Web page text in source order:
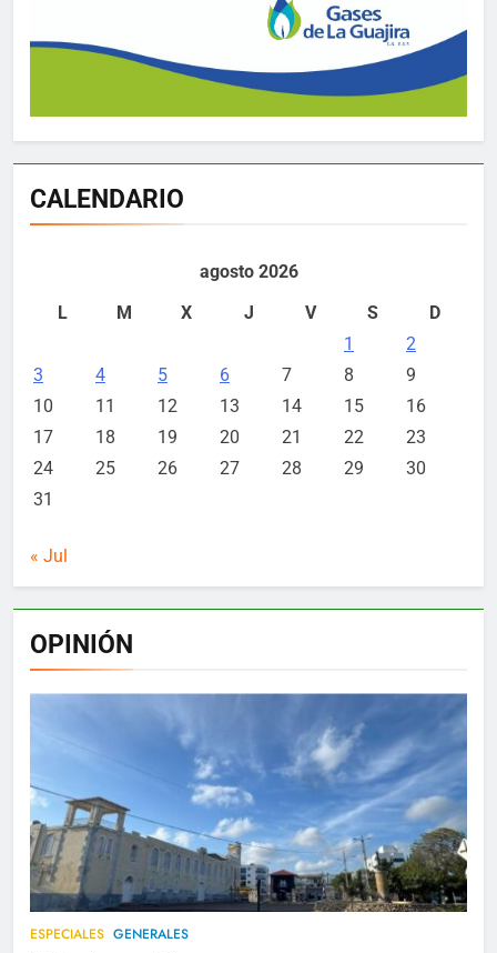
CALENDARIO
agosto 2026
L
M X J V S
D
1
2
3
4 5 6 7 8
9
10
11 12 13 14 15
16
17
18 19 20 21 22
23
24
25 26 27 28 29
30
31
« Jul
OPINIÓN
ESPECIALES GENERALES